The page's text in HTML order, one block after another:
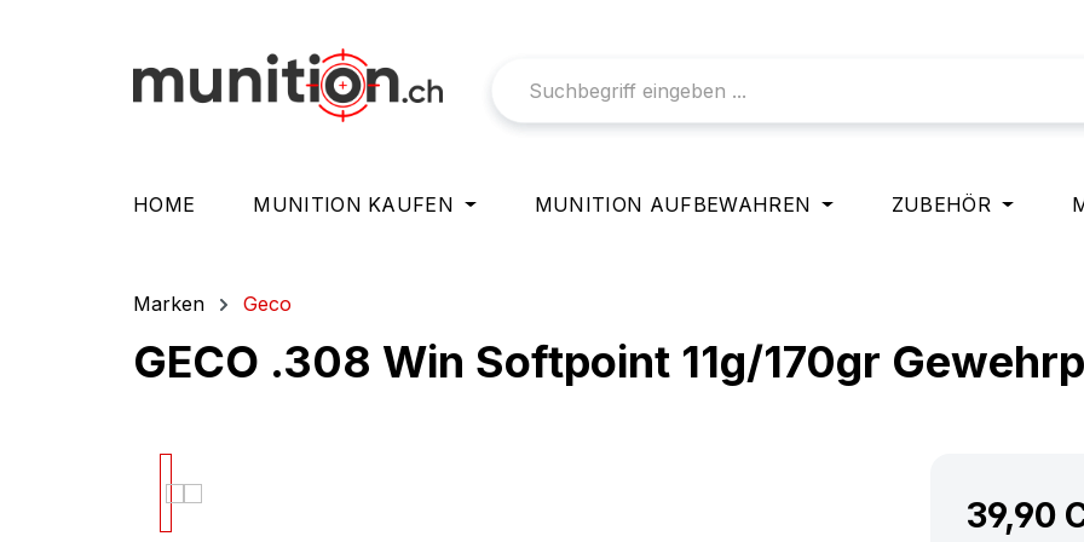
HOME MUNITION KAUFEN MUNITION AUFBEWAHREN ZUBEHÖR
Marken Geco
GECO .308 Win Softpoint 11g/170gr
39,90